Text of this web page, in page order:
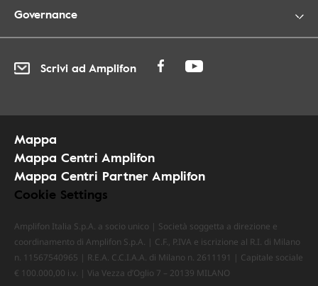
Governance
Scrivi ad Amplifon
Mappa
Mappa Centri Amplifon
Mappa Centri Partner Amplifon
Cookie Settings
Amplifon Italia S.p.A. a socio unico | Società soggetta a direzione e
coordinamento di Amplifon S.p.A. | C.F., P.IVA e iscrizione al R.I. di Milano
n. 11567540965 | R.E.A. C.C.I.A.A. di Milano n. 2611191 | Capitale sociale
€ 100.000,00 i.v. | Via Vezza d’Oglio 7 – 20139 MILANO